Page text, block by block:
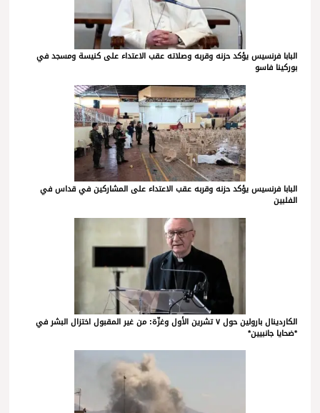
البابا فرنسيس يؤكد حزنه وقربه وصلاته عقب الاعتداء على كنيسة ومسجد في
بوركينا فاسو
البابا فرنسيس يؤكد حزنه وقربه عقب الاعتداء على المشاركين في قداس في
الفلبين
الكاردينال بارولين حول ٧ تشرين الأول وغزّة: من غير المقبول اختزال البشر في
*ضحايا جانبيين*